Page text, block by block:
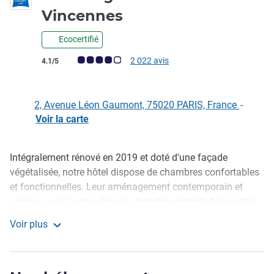
Vincennes
Ecocertifié
Note Avis clients (Note ALL)
4.1/5 2 022 avis
2, Avenue Léon Gaumont, 75020 PARIS, France -
Voir la carte
Description
Intégralement rénové en 2019 et doté d'une façade
végétalisée, notre hôtel dispose de chambres confortables
et fonctionnelles. Leur aménagement contemporain et
d'un lobby chaleureux et d'une cour intérieure avec terrasse
Voir plus